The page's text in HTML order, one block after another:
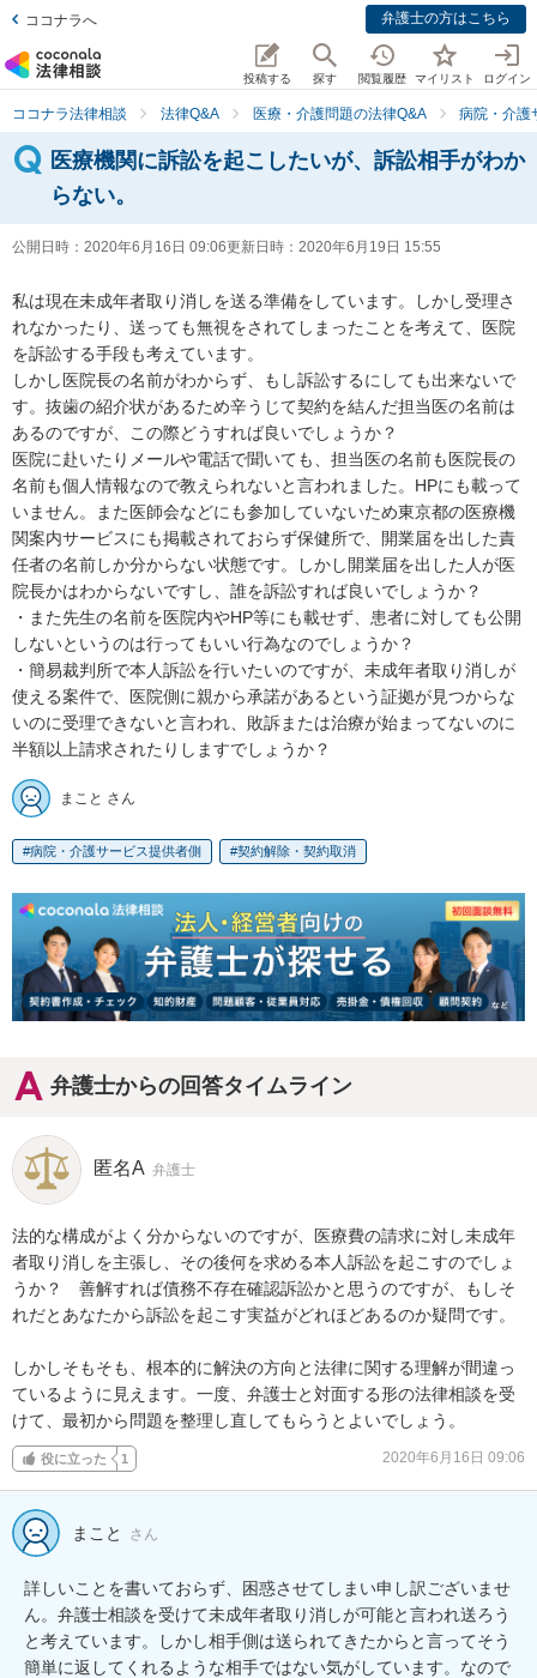
ココナラへ 弁護士の方はこちら
投稿する 探す 閲覧履歴 マイリスト ログイン
ココナラ法律相談 法律Q&A 医療・介護問題の法律Q&A 病院・介護
医療機関に訴訟を起こしたいが、訴訟相手がわか
らない。
公開日時： 2020年6月16日 09:06更新日時： 2020年6月19日 15:55
私は現在未成年者取り消しを送る準備をしています。しかし受理さ
れなかったり、送っても無視をされてしまったことを考えて、医院
を訴訟する手段も考えています。
しかし医院長の名前がわからず、もし訴訟するにしても出来ないで
す。抜歯の紹介状があるため辛うじて契約を結んだ担当医の名前は
あるのですが、この際どうすれば良いでしょうか？
医院に赴いたりメールや電話で聞いても、担当医の名前も医院長の
名前も個人情報なので教えられないと言われました。HPにも載って
いません。また医師会などにも参加していないため東京都の医療機
関案内サービスにも掲載されておらず保健所で、開業届を出した責
任者の名前しか分からない状態です。しかし開業届を出した人が医
院長かはわからないですし、誰を訴訟すれば良いでしょうか？
・また先生の名前を医院内やHP等にも載せず、患者に対しても公開
しないというのは行ってもいい行為なのでしょうか？
・簡易裁判所で本人訴訟を行いたいのですが、未成年者取り消しが
使える案件で、医院側に親から承諾があるという証拠が見つからな
いのに受理できないと言われ、敗訴または治療が始まってないのに
半額以上請求されたりしますでしょうか？
まこと さん
病院・介護サービス提供者側 契約解除・契約取消
弁護士からの回答タイムライン
匿名A 弁護士
法的な構成がよく分からないのですが、医療費の請求に対し未成年
者取り消しを主張し、その後何を求める本人訴訟を起こすのでしょ
うか？　善解すれば債務不存在確認訴訟かと思うのですが、もしそ
れだとあなたから訴訟を起こす実益がどれほどあるのか疑問です。
しかしそもそも、根本的に解決の方向と法律に関する理解が間違っ
ているように見えます。一度、弁護士と対面する形の法律相談を受
けて、最初から問題を整理し直してもらうとよいでしょう。
役に立った 1 2020年6月16日 09:06
まこと さん
詳しいことを書いておらず、困惑させてしまい申し訳ございませ
ん。弁護士相談を受けて未成年者取り消しが可能と言われ送ろう
と考えています。しかし相手側は送られてきたからと言ってそう
簡単に返してくれるような相手ではない気がしています。なので